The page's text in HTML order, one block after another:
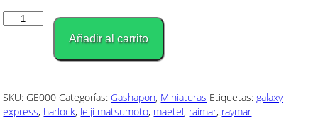
Galaxy
Express
Añadir al carrito
SKU: GE000 Categorías: Gashapon, Miniaturas Etiquetas: galaxy
express, harlock, leiji matsumoto, maetel, raimar, raymar